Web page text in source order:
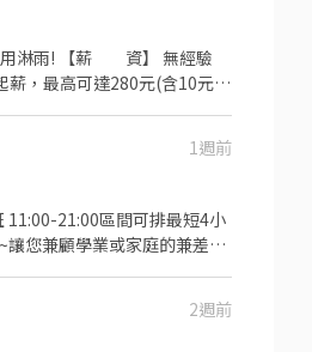
內外場）：18:00–22:30 全
！】 1️⃣ 按下「應徵」，填
談時間，記得留意喔！ 3️⃣ 錄
及餐飲供膳人員體檢報告】，
點。 只要收到面試邀約，就
。 體驗券連結：
無經驗
，最高可達280元(含10元津
1週前
11:00-21:00區間可排最短4小
您兼顧學業或家庭的兼差時
諾民生門市 台北市中山區民
2週前